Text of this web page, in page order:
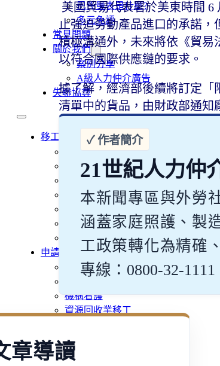
巴氏量表是什麼?
多元免評
常見問題
關於我們
案例分享
A級人力仲介廣告
失聯協尋
移工新聞
最新消息
營造業移工重點新聞
旅宿業專題報導
外籍移工文章專區
外籍看護文章專區
懶人包｜廢棄物處理與回收業
申請專區
家庭幫傭
機構看護
資源回收業移工
白領專業移工
農業移工
美國貿易代表署於美東時間 6
止強迫勞動產品進口的承諾
積極溝通外，未來將依《貿易
以符合國際供應鏈的要求。
據了解，經濟部後續將訂定「
清單中的貨品，由財政部通知
21世紀人力仲
本新聞專區與外勞
涵蓋家庭照護、製
工政策轉化為精確
專線：0800-32-1111
章導讀